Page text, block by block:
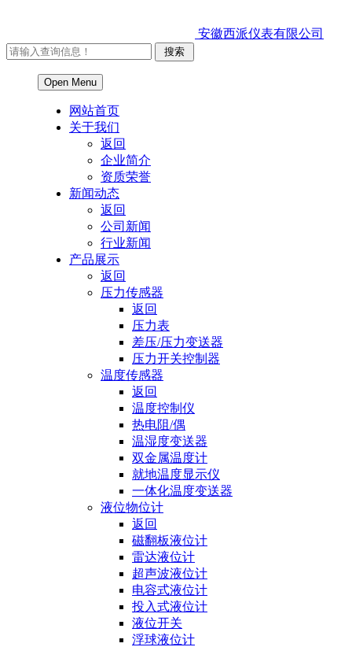
安徽西派仪表有限公司
Open Menu
网站首页
关于我们
返回
企业简介
资质荣誉
新闻动态
返回
公司新闻
行业新闻
产品展示
返回
压力传感器
返回
压力表
差压/压力变送器
压力开关控制器
温度传感器
返回
温度控制仪
热电阻/偶
温湿度变送器
双金属温度计
就地温度显示仪
一体化温度变送器
液位物位计
返回
磁翻板液位计
雷达液位计
超声波液位计
电容式液位计
投入式液位计
液位开关
浮球液位计